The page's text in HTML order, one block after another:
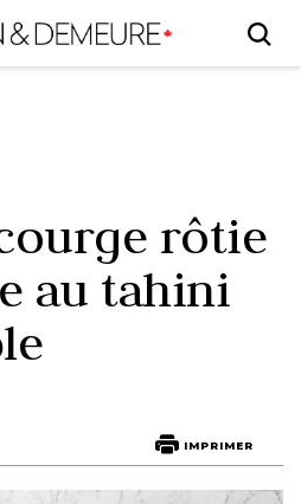
rôtie
au tahini
IMPRIMER